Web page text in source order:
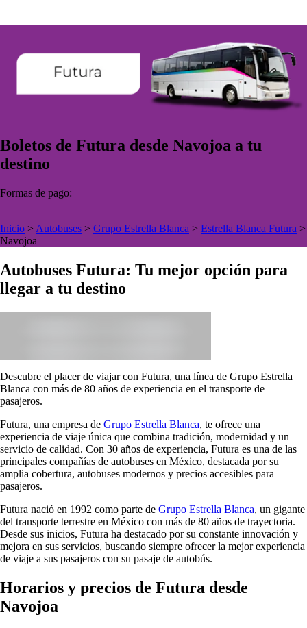
Boletos de Futura desde Navojoa a tu
destino
Formas de pago:
Inicio > Autobuses > Grupo Estrella Blanca > Estrella Blanca Futura >
Navojoa
Autobuses Futura: Tu mejor opción para
llegar a tu destino
Descubre el placer de viajar con Futura, una línea de Grupo Estrella
Blanca con más de 80 años de experiencia en el transporte de
pasajeros.
Futura, una empresa de Grupo Estrella Blanca, te ofrece una
experiencia de viaje única que combina tradición, modernidad y un
servicio de calidad. Con 30 años de experiencia, Futura es una de las
principales compañías de autobuses en México, destacada por su
amplia cobertura, autobuses modernos y precios accesibles para
pasajeros.
Futura nació en 1992 como parte de Grupo Estrella Blanca, un gigante
del transporte terrestre en México con más de 80 años de trayectoria.
Desde sus inicios, Futura ha destacado por su constante innovación y
mejora en sus servicios, buscando siempre ofrecer la mejor experiencia
de viaje a sus pasajeros con su pasaje de autobús.
Horarios y precios de Futura desde
Navojoa